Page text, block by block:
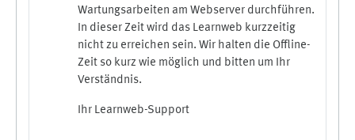
Wartungsarbeiten am Webserver durchführen.
In dieser Zeit wird das Learnweb kurzzeitig
nicht zu erreichen sein. Wir halten die Offline-
Zeit so kurz wie möglich und bitten um Ihr
Verständnis.
Ihr Learnweb-Support